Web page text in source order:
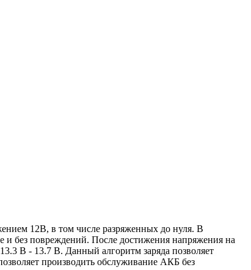
12В, в том числе разряженных до нуля. В
и без повреждений. После достижения напряжения на
В - 13.7 В. Данный алгоритм заряда позволяет
производить обслуживание АКБ без